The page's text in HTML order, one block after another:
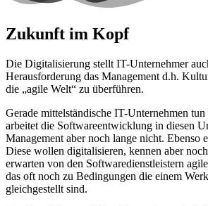
Zukunft im Kopf
Die Digitalisierung stellt IT-Unternehmer
Herausforderung das Management d.h.
die „agile Welt“ zu überführen.
Gerade mittelständische IT-Unternehmen
arbeitet die Softwareentwicklung in diesen
Management aber noch lange nicht. Ebenso
Diese wollen digitalisieren, kennen aber
erwarten von den Softwaredienstleistern
das oft noch zu Bedingungen die einem
gleichgestellt sind.